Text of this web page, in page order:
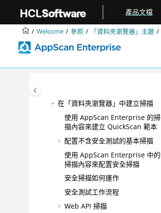
產品文檔
Welcome 參照 「資料夾瀏覽器」主題
管理應用程式風險
疑難排解和支援
參照
在「資料夾瀏覽器」中建立掃描
使用 AppScan Enterprise 的掃
描內容來建立 QuickScan 範本
配置不含安全測試的基本掃描
使用 AppScan Enterprise 中的
掃描內容來配置安全掃描
安全掃描如何運作
安全測試工作流程
Web API 掃描